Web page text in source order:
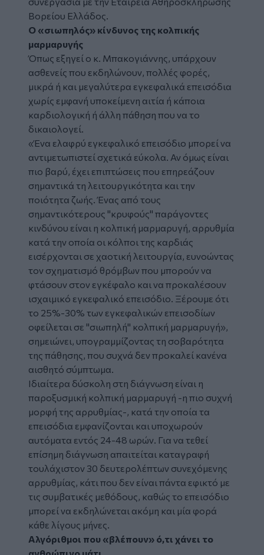
Βορείου Ελλάδος.
Ο «σιωπηλός» κίνδυνος της κολπικής
μαρμαρυγής
Όπως εξηγεί ο κ. Μπακογιάννης, υπάρχουν
ασθενείς που εκδηλώνουν, πολλές φορές,
μικρά ή και μεγαλύτερα εγκεφαλικά επεισόδια
χωρίς εμφανή υποκείμενη αιτία ή κάποια
καρδιολογική ή άλλη πάθηση που να το
δικαιολογεί.
«Ένα ελαφρύ εγκεφαλικό επεισόδιο μπορεί να
αντιμετωπιστεί σχετικά εύκολα. Αν όμως είναι
πιο βαρύ, έχει επιπτώσεις που επηρεάζουν
σημαντικά τη λειτουργικότητα και την
ποιότητα ζωής. Ένας από τους
σημαντικότερους "κρυφούς" παράγοντες
κινδύνου είναι η κολπική μαρμαρυγή, αρρυθμία
κατά την οποία οι κόλποι της καρδιάς
εισέρχονται σε χαοτική λειτουργία, ευνοώντας
τον σχηματισμό θρόμβων που μπορούν να
φτάσουν στον εγκέφαλο και να προκαλέσουν
ισχαιμικό εγκεφαλικό επεισόδιο. Ξέρουμε ότι
το 25%-30% των εγκεφαλικών επεισοδίων
οφείλεται σε "σιωπηλή" κολπική μαρμαρυγή»,
σημειώνει, υπογραμμίζοντας τη σοβαρότητα
της πάθησης, που συχνά δεν προκαλεί κανένα
αισθητό σύμπτωμα.
Ιδιαίτερα δύσκολη στη διάγνωση είναι η
παροξυσμική κολπική μαρμαρυγή -η πιο συχνή
μορφή της αρρυθμίας-, κατά την οποία τα
επεισόδια εμφανίζονται και υποχωρούν
αυτόματα εντός 24-48 ωρών. Για να τεθεί
επίσημη διάγνωση απαιτείται καταγραφή
τουλάχιστον 30 δευτερολέπτων συνεχόμενης
αρρυθμίας, κάτι που δεν είναι πάντα εφικτό με
τις συμβατικές μεθόδους, καθώς το επεισόδιο
μπορεί να εκδηλώνεται ακόμη και μία φορά
κάθε λίγους μήνες.
Αλγόριθμοι που «βλέπουν» ό,τι χάνει το